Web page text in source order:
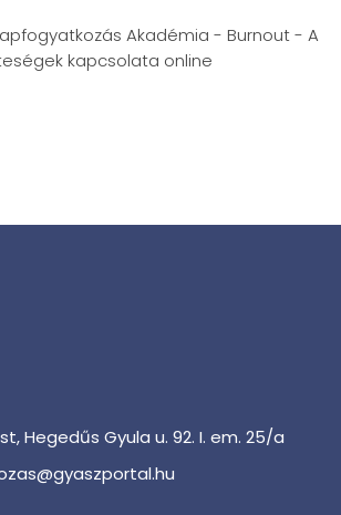
Akadémia - Burnout - A
kapcsolata online
Hegedűs Gyula u. 92. I. em. 25/a